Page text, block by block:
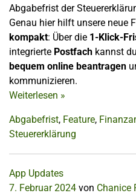
Abgabefrist der
Genau hier hilft unsere neue
kompakt: Über die 1-Klick-
integrierte Postfach kannst
bequem online beantragen
kommunizieren.
Weiterlesen »
Abgabefrist, Feature,
Steuererklärung
App Updates
7. Februar 2024 von Chanice